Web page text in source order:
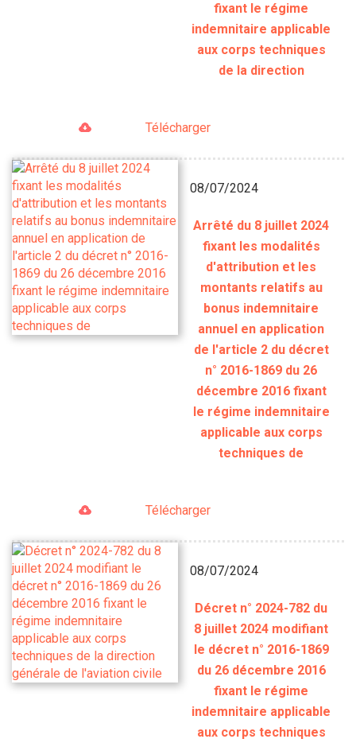
fixant le régime
indemnitaire applicable
aux corps techniques
de la direction
Télécharger
08/07/2024
Arrêté du 8 juillet 2024
fixant les modalités
d'attribution et les
montants relatifs au
bonus indemnitaire
annuel en application
de l'article 2 du décret
n° 2016-1869 du 26
décembre 2016 fixant
le régime indemnitaire
applicable aux corps
techniques de
Télécharger
08/07/2024
Décret n° 2024-782 du
8 juillet 2024 modifiant
le décret n° 2016-1869
du 26 décembre 2016
fixant le régime
indemnitaire applicable
aux corps techniques